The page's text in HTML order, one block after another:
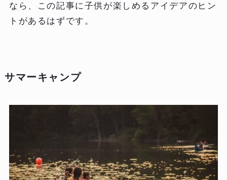
なら、この記事に子供が楽しめるアイデアのヒン
トがあるはずです。
サマーキャンプ